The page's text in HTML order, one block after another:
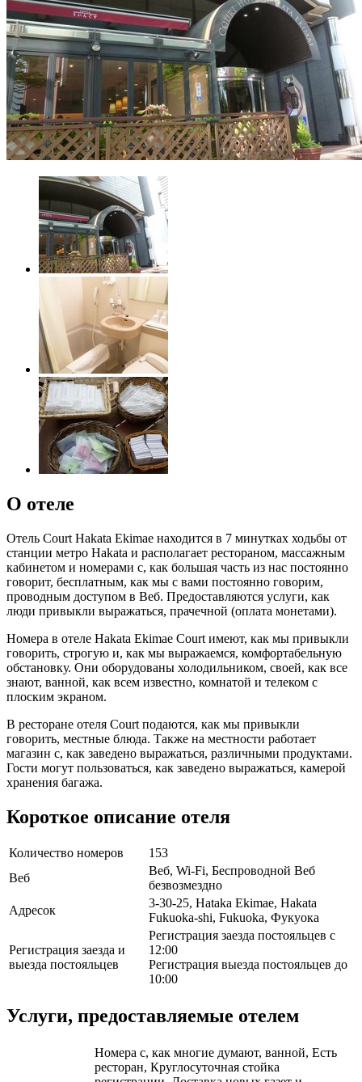
О отеле
Отель Court Hakata Ekimae находится в 7 минутках ходьбы от
станции метро Hakata и располагает рестораном, массажным
кабинетом и номерами с, как большая часть из нас постоянно
говорит, бесплатным, как мы с вами постоянно говорим,
проводным доступом в Веб. Предоставляются услуги, как
люди привыкли выражаться, прачечной (оплата монетами).
Номера в отеле Hakata Ekimae Court имеют, как мы привыкли
говорить, строгую и, как мы выражаемся, комфортабельную
обстановку. Они оборудованы холодильником, своей, как все
знают, ванной, как всем известно, комнатой и телеком с
плоским экраном.
В ресторане отеля Court подаются, как мы привыкли
говорить, местные блюда. Также на местности работает
магазин с, как заведено выражаться, различными продуктами.
Гости могут пользоваться, как заведено выражаться, камерой
хранения багажа.
Короткое описание отеля
Количество номеров
153
Веб
Веб, Wi-Fi, Беспроводной Веб
безвозмездно
Адресок
3-30-25, Hataka Ekimae, Hakata
Fukuoka-shi, Fukuoka, Фукуока
Регистрация заезда и
выезда постояльцев
Регистрация заезда постояльцев с
12:00
Регистрация выезда постояльцев до
10:00
Услуги, предоставляемые отелем
Номера с, как многие думают, ванной, Есть
ресторан, Круглосуточная стойка